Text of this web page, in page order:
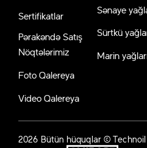
Sertifikatlar
Pərakəndə Satış
Nöqtələrimiz
Foto Qalereya
Video Qalereya
Sənaye
Sürtkü
Marin
2026 Bütün hüquqlar ©